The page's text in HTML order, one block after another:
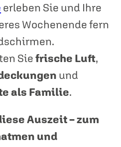
erleben Sie und Ihre
Wochenende fern
Siefrische Luft,
und
als Familie.
Auszeit – zum
und